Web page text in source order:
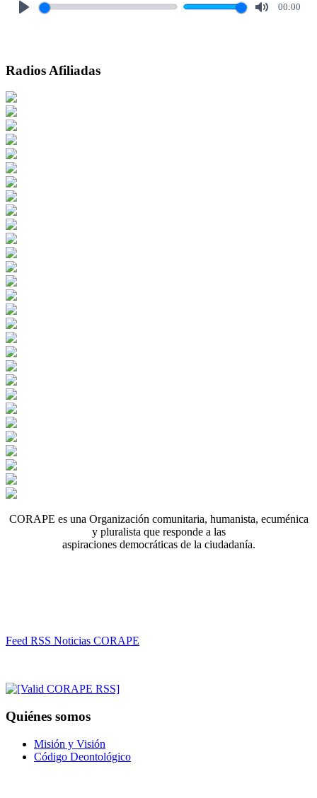
00:00
Radios Afiliadas
CORAPE es una Organización comunitaria, humanista, ecuménica
y pluralista que responde a las
aspiraciones democráticas de la ciudadanía.
Feed RSS Noticias CORAPE
Quiénes somos
Misión y Visión
Código Deontológico